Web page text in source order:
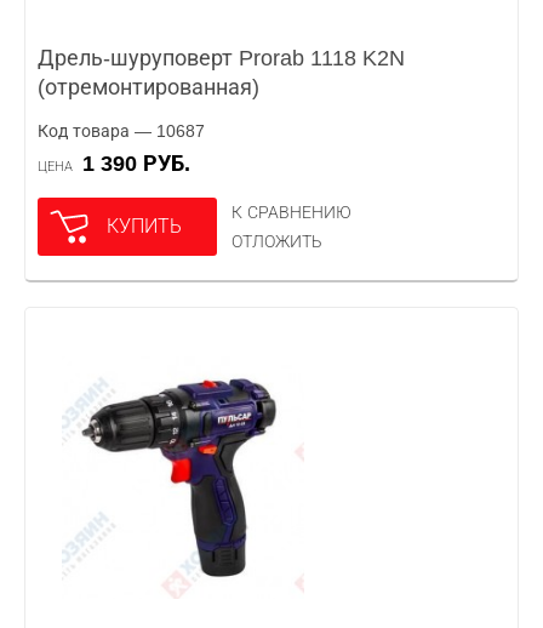
Дрель-шуруповерт Prorab 1118 K2N
(отремонтированная)
Код товара — 10687
ЦЕНА 1 390 РУБ.
КУПИТЬ
К СРАВНЕНИЮ
ОТЛОЖИТЬ